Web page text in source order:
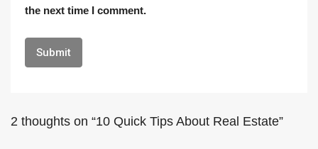
the next time I comment.
2 thoughts on “10 Quick Tips About Real Estate”